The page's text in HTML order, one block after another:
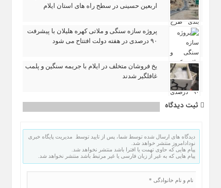
اربعین حسینی در سطح راه‌ های استان ایلام
پروژه سازه سنگی و ملاتی کهره هلیلان با پیشرفت
۹۰ درصدی در هفته دولت افتتاح می شود
یخ‌ فروشان متخلف در ایلام با جریمه سنگین و پلمب
غافلگیر شدند
ثبت دیدگاه
دیدگاه های ارسال شده توسط شما، پس از تایید توسط مدیریت پایگاه خبری
نودادامروز منتشر خواهد شد.
پیام هایی که حاوی تهمت یا افترا باشد منتشر نخواهد شد.
پیام هایی که به غیر از زبان فارسی یا غیر مرتبط باشد منتشر نخواهد شد.